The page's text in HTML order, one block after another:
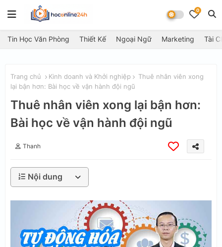
0
Tin Học Văn Phòng Thiết Kế Ngoại Ngữ Marketing Tài
Trang chủ Kinh doanh và Khởi nghiệp
Thuê nhân viên xong
lại bận hơn: Bài học về vận hành đội ngũ
Thuê nhân viên xong lại bận hơn:
Bài học về vận hành đội ngũ
Thanh
Nội dung